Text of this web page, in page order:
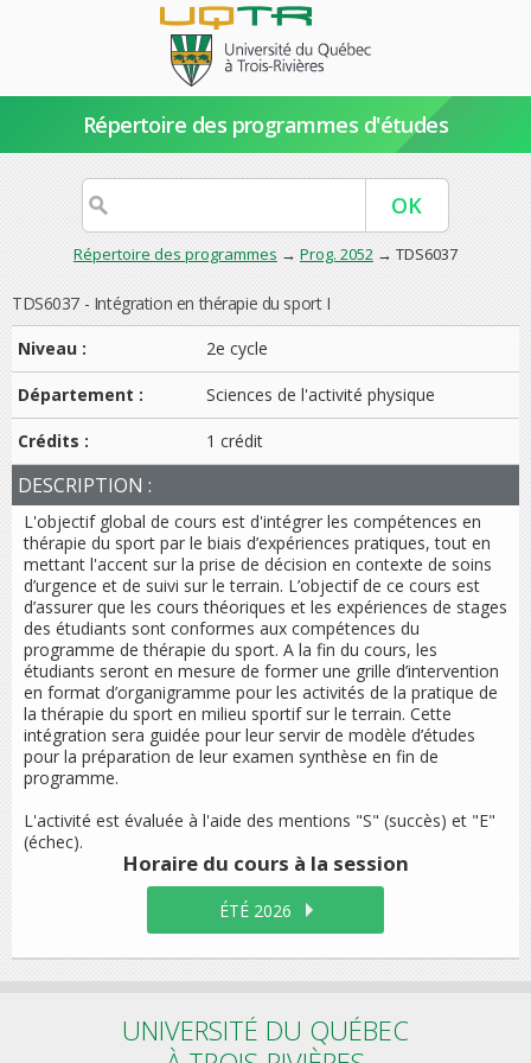
Répertoire des programmes d'études
Répertoire des programmes → Prog. 2052 → TDS6037
TDS6037 - Intégration en thérapie du sport I
Niveau :
2e cycle
Département : Sciences de l'activité physique
Crédits : 1 crédit
DESCRIPTION :
L'objectif global de cours est d'intégrer les compétences en
thérapie du sport par le biais d’expériences pratiques, tout en
mettant l'accent sur la prise de décision en contexte de soins
d’urgence et de suivi sur le terrain. L’objectif de ce cours est
d’assurer que les cours théoriques et les expériences de stages
des étudiants sont conformes aux compétences du
programme de thérapie du sport. A la fin du cours, les
étudiants seront en mesure de former une grille d’intervention
en format d’organigramme pour les activités de la pratique de
la thérapie du sport en milieu sportif sur le terrain. Cette
intégration sera guidée pour leur servir de modèle d’études
pour la préparation de leur examen synthèse en fin de
programme.
L'activité est évaluée à l'aide des mentions "S" (succès) et "E"
(échec).
Horaire du cours à la session
ÉTÉ 2026
UNIVERSITÉ DU QUÉBEC